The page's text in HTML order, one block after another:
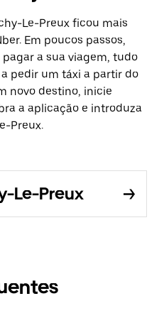
Le-Preux ficou mais
Em poucos passos,
a sua viagem, tudo
pedir um táxi a partir do
novo destino, inicie
a aplicação e introduza
Preux.
Le-Preux